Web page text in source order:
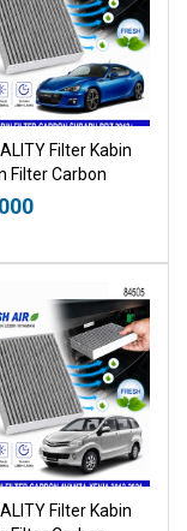
Filter Kabin
Filter Carbon
2012+
Filter Kabin